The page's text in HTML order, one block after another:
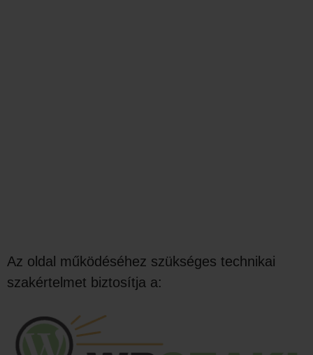
Az oldal működéséhez szükséges technikai
szakértelmet biztosítja a: